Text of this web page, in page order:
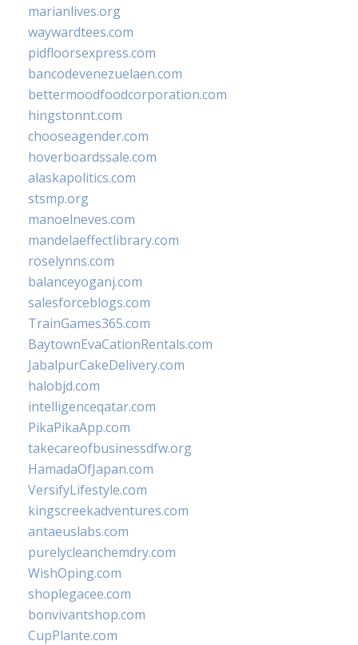
marianlives.org
waywardtees.com
pidfloorsexpress.com
bancodevenezuelaen.com
bettermoodfoodcorporation.com
hingstonnt.com
chooseagender.com
hoverboardssale.com
alaskapolitics.com
stsmp.org
manoelneves.com
mandelaeffectlibrary.com
roselynns.com
balanceyoganj.com
salesforceblogs.com
TrainGames365.com
BaytownEvaCationRentals.com
JabalpurCakeDelivery.com
halobjd.com
intelligenceqatar.com
PikaPikaApp.com
takecareofbusinessdfw.org
HamadaOfJapan.com
VersifyLifestyle.com
kingscreekadventures.com
antaeuslabs.com
purelycleanchemdry.com
WishOping.com
shoplegacee.com
bonvivantshop.com
CupPlante.com